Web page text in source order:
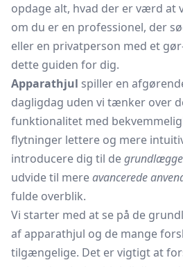
opdage alt, hvad der er værd at
om du er en professionel, der
eller en privatperson med et
dette guiden for dig.
Apparathjul spiller en
dagligdag uden vi tænker over
funktionalitet med
flytninger lettere og mere
introducere dig til de
udvide til mereavancerede
fulde overblik.
Vi starter med at se på de
af apparathjul og de mange
tilgængelige. Det er vigtigt at